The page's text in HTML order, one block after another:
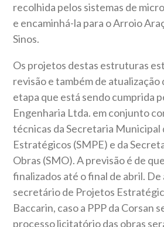
recolhida pelos sistemas de
e encaminhá-la para o Arroio
Sinos.
Os projetos destas estruturas
revisão e também de
etapa que está sendo cumprida
Engenharia Ltda. em conjunto
técnicas da Secretaria Municipal
Estratégicos (SMPE) e da
Obras (SMO). A previsão é de
finalizados até o final de abril. De
secretário de Projetos
Baccarin, caso a PPP da Corsan
processo licitatório das obras